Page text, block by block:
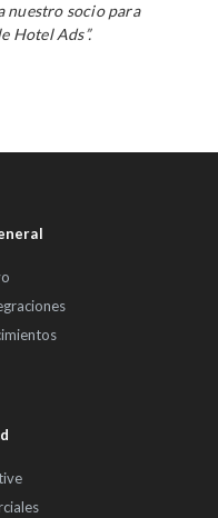
nuestro socio para
Hotel Ads”.